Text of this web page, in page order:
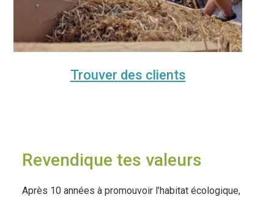
Trouver des clients
Revendique tes valeurs
Après 10 années à promouvoir l’habitat écologique,